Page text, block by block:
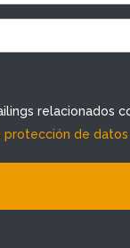
relacionados
protección de datos